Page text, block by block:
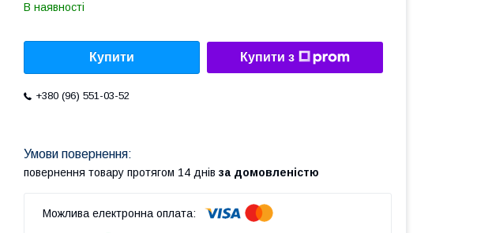
В наявності
Купити Купити з
+380 (96) 551-03-52
повернення товару протягом 14 днів за домовленістю